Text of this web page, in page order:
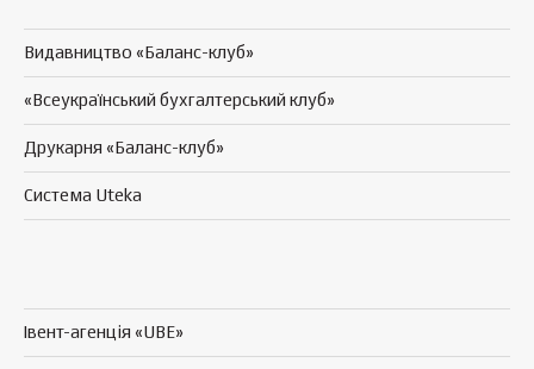
Видавництво «Баланс-клуб»
«Всеукраїнський бухгалтерський клуб»
Друкарня «Баланс-клуб»
Система Uteka
Івент-агенція «UBE»